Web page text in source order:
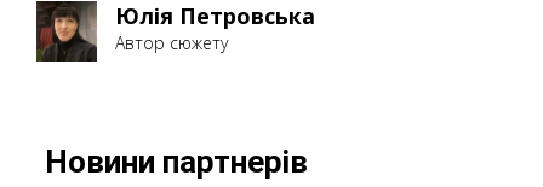
Юлія Петровська
Автор сюжету